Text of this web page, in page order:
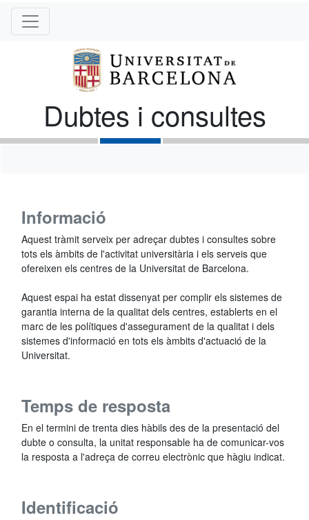
Dubtes i consultes
Informació
Aquest tràmit serveix per adreçar dubtes i consultes sobre
tots els àmbits de l'activitat universitària i els serveis que
ofereixen els centres de la Universitat de Barcelona.
Aquest espai ha estat dissenyat per complir els sistemes de
garantia interna de la qualitat dels centres, establerts en el
marc de les polítiques d'assegurament de la qualitat i dels
sistemes d'informació en tots els àmbits d'actuació de la
Universitat.
Temps de resposta
En el termini de trenta dies hàbils des de la presentació del
dubte o consulta, la unitat responsable ha de comunicar-vos
la resposta a l'adreça de correu electrònic que hàgiu indicat.
Identificació